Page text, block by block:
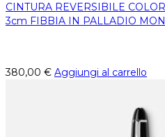
CINTURA REVERSIBILE
3cm FIBBIA IN PALLADIO
380,00 € Aggiungi al carrello